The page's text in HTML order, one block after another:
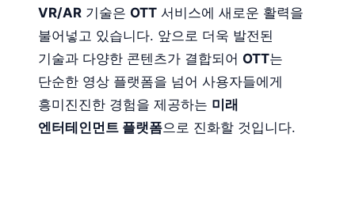
VR/AR 기술은 OTT 서비스에 새로운 활력을
불어넣고 있습니다. 앞으로 더욱 발전된
기술과 다양한 콘텐츠가 결합되어 OTT는
단순한 영상 플랫폼을 넘어 사용자들에게
흥미진진한 경험을 제공하는 미래
엔터테인먼트 플랫폼으로 진화할 것입니다.